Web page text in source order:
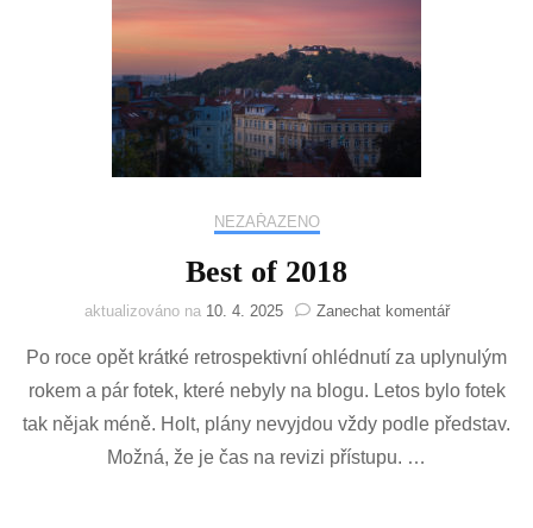
NEZAŘAZENO
Best of 2018
aktualizováno na 10. 4. 2025 Zanechat komentářna
of
2018
Po roce opět krátké retrospektivní ohlédnutí za uplynulým
rokem a pár fotek, které nebyly na blogu. Letos bylo fotek
tak nějak méně. Holt, plány nevyjdou vždy podle představ.
Možná, že je čas na revizi přístupu. …